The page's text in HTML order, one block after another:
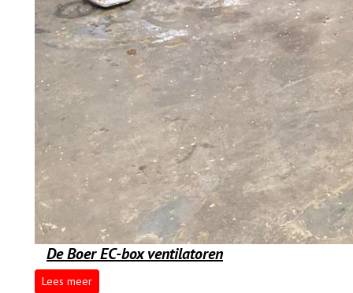
De Boer EC-box ventilatoren
Lees meer